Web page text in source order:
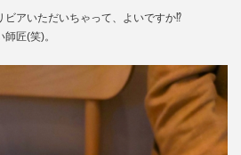
アいただいちゃって、よいですか⁉
匠(笑)。